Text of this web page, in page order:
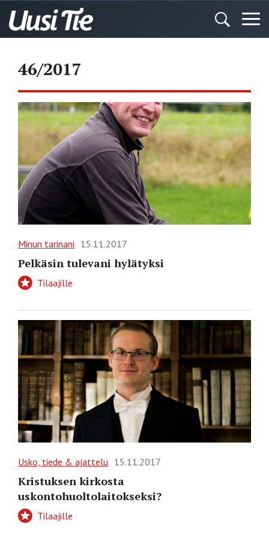
46/2017
Minun tarinani 15.11.2017
Pelkäsin tulevani hylätyksi
Tilaajille
Usko, tiede & ajattelu 15.11.2017
Kristuksen kirkosta
uskontohuoltolaitokseksi?
Tilaajille